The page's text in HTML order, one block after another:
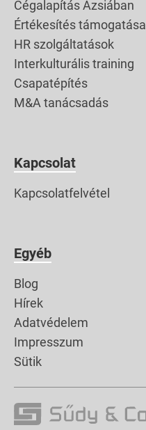
Cégalapítás Ázsiában
Értékesítés támogatása
HR szolgáltatások
Interkulturális training
Csapatépítés
M&A tanácsadás
Kapcsolat
Kapcsolatfelvétel
Egyéb
Blog
Hírek
Adatvédelem
Impresszum
Sütik